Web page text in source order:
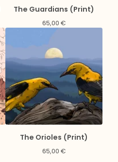
The Guardians (Print)
65,00 €
The Orioles (Print)
65,00 €